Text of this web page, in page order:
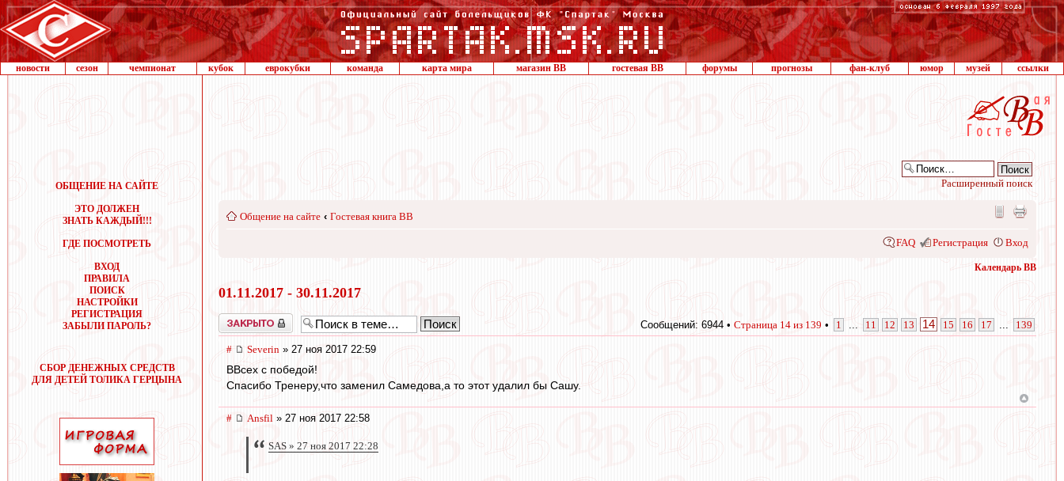
новости сезон чемпионат кубок еврокубки команда карта мира магазин ВВ гостевая ВВ форумы прогнозы фан-клуб юмор музей ссылки
ОБЩЕНИЕ НА САЙТЕ
ЭТО ДОЛЖЕН
ЗНАТЬ КАЖДЫЙ!!!
ГДЕ ПОСМОТРЕТЬ
ВХОД
ПРАВИЛА
ПОИСК
НАСТРОЙКИ
РЕГИСТРАЦИЯ
ЗАБЫЛИ ПАРОЛЬ?
СБОР ДЕНЕЖНЫХ СРЕДСТВ
ДЛЯ ДЕТЕЙ ТОЛИКА ГЕРЦЫНА
Расширенный поиск
Общение на сайте ‹ Гостевая книга ВВ
FAQ Регистрация Вход
Календарь ВВ
01.11.2017 - 30.11.2017
Закрыто Сообщений: 6944 • Страница 14 из 139 • 1 11 12 13 14 15 16 17 139
# Severin » 27 ноя 2017 22:59
ВВсех с победой!
Спасибо Тренеру,что заменил Самедова,а то этот удалил бы Сашу.
# Ansfil » 27 ноя 2017 22:58
SAS » 27 ноя 2017 22:28